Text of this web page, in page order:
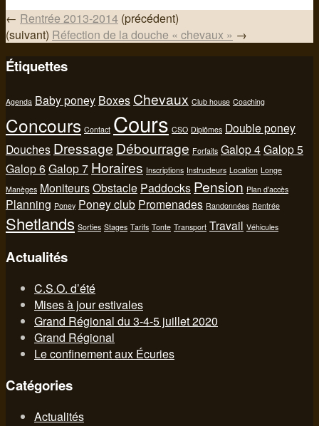
← Rentrée 2013-2014 (précédent)
(suivant) Réfection de la douche « chevaux » →
Étiquettes
Agenda Baby poney Boxes Chevaux Club house Coaching
Concours Contact Cours CSO Diplômes Double poney
Douches Dressage Débourrage Forfaits Galop 4Galop 5
Galop 6 Galop 7 Horaires Inscriptions Instructeurs Location Longe
Manèges MoniteursObstacle Paddocks Pension Plan d'accès
Planning Poney Poney club Promenades Randonnées Rentrée
Shetlands Sorties Stages Tarifs Tonte Transport Travail Véhicules
Actualités
C.S.O. d’été
Mises à jour estivales
Grand Régional du 3-4-5 juillet 2020
Grand Régional
Le confinement aux Écuries
Catégories
Actualités